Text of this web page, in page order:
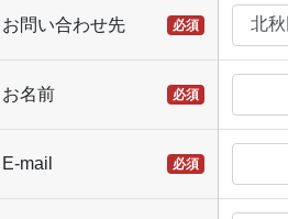
お問い合わせ先 必須
お名前 必須
E-mail 必須